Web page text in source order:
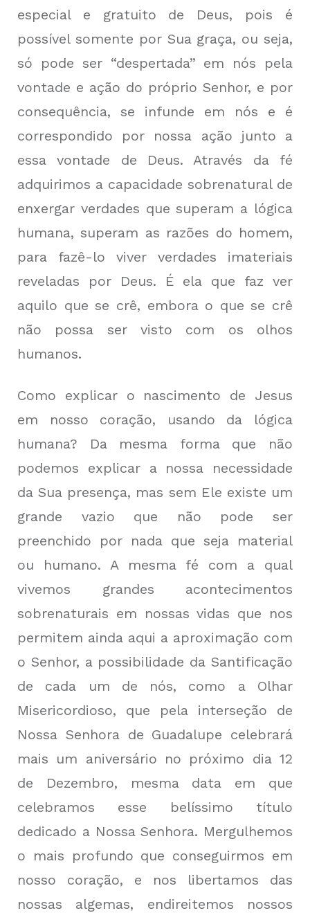
especial e gratuito de Deus, pois é
possível somente por Sua graça, ou seja,
só pode ser “despertada” em nós pela
vontade e ação do próprio Senhor, e por
consequência, se infunde em nós e é
correspondido por nossa ação junto a
essa vontade de Deus. Através da fé
adquirimos a capacidade sobrenatural de
enxergar verdades que superam a lógica
humana, superam as razões do homem,
para fazê-lo viver verdades imateriais
reveladas por Deus. É ela que faz ver
aquilo que se crê, embora o que se crê
não possa ser visto com os olhos
humanos.
Como explicar o nascimento de Jesus
em nosso coração, usando da lógica
humana? Da mesma forma que não
podemos explicar a nossa necessidade
da Sua presença, mas sem Ele existe um
grande vazio que não pode ser
preenchido por nada que seja material
ou humano. A mesma fé com a qual
vivemos grandes acontecimentos
sobrenaturais em nossas vidas que nos
permitem ainda aqui a aproximação com
o Senhor, a possibilidade da Santificação
de cada um de nós, como a Olhar
Misericordioso, que pela interseção de
Nossa Senhora de Guadalupe celebrará
mais um aniversário no próximo dia 12
de Dezembro, mesma data em que
celebramos esse belíssimo título
dedicado a Nossa Senhora. Mergulhemos
o mais profundo que conseguirmos em
nosso coração, e nos libertamos das
nossas algemas, endireitemos nossos